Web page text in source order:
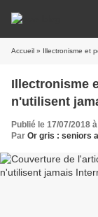
Accueil » Illectronisme et
Illectronisme
n'utilisent
Publié le 17/07/2018
Par Or gris : seniors